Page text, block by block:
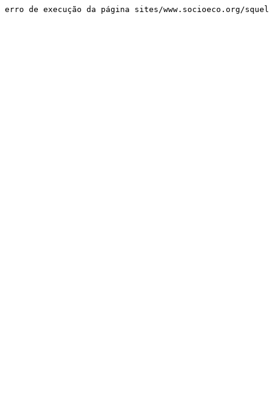
erro de execução da página sites/www.socioeco.org/